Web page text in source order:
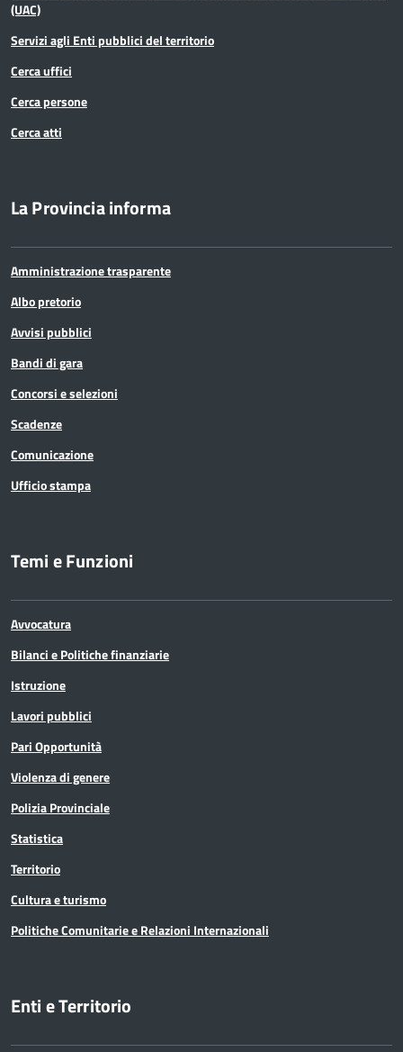
(UAC)
Servizi agli Enti pubblici del territorio
Cerca uffici
Cerca persone
Cerca atti
La Provincia informa
Amministrazione trasparente
Albo pretorio
Avvisi pubblici
Bandi di gara
Concorsi e selezioni
Scadenze
Comunicazione
Ufficio stampa
Temi e Funzioni
Avvocatura
Bilanci e Politiche finanziarie
Istruzione
Lavori pubblici
Pari Opportunità
Violenza di genere
Polizia Provinciale
Statistica
Territorio
Cultura e turismo
Politiche Comunitarie e Relazioni Internazionali
Enti e Territorio